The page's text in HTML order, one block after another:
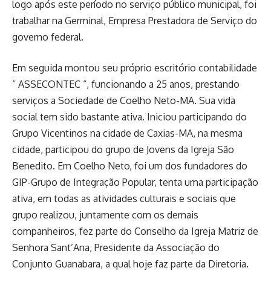
logo após este período no serviço público municipal, foi
trabalhar na Germinal, Empresa Prestadora de Serviço do
governo federal.
Em seguida montou seu próprio escritório contabilidade
“ ASSECONTEC “, funcionando a 25 anos, prestando
serviços a Sociedade de Coelho Neto-MA. Sua vida
social tem sido bastante ativa. Iniciou participando do
Grupo Vicentinos na cidade de Caxias-MA, na mesma
cidade, participou do grupo de Jovens da Igreja São
Benedito. Em Coelho Neto, foi um dos fundadores do
GIP-Grupo de Integração Popular, tenta uma participação
ativa, em todas as atividades culturais e sociais que
grupo realizou, juntamente com os demais
companheiros, fez parte do Conselho da Igreja Matriz de
Senhora Sant’Ana, Presidente da Associação do
Conjunto Guanabara, a qual hoje faz parte da Diretoria.